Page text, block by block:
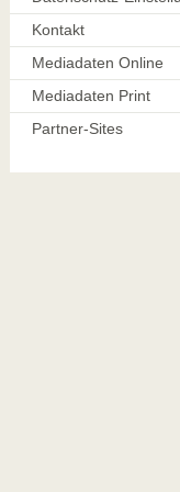
Kontakt
Mediadaten Online
Mediadaten Print
Partner-Sites